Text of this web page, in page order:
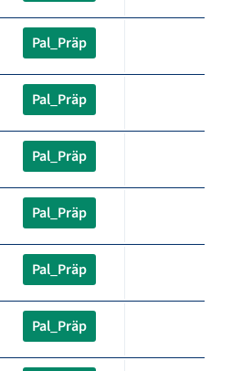
Pal_Präp
Pal_Präp
Pal_Präp
Pal_Präp
Pal_Präp
Pal_Präp